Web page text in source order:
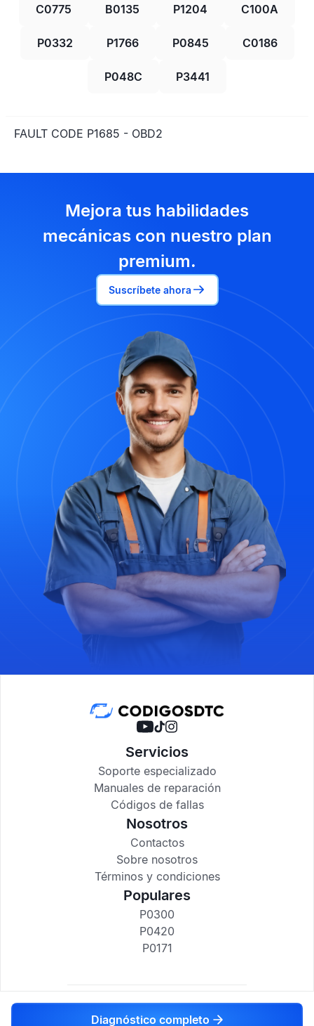
C0775 B0135 P1204 C100A
P0332 P1766 P0845 C0186
P048C P3441
FAULT CODE P1685 - OBD2
Mejora tus habilidades
mecánicas con nuestro plan
premium.
Suscríbete ahora
Diagnóstico completo
Servicios
Soporte especializado
Manuales de reparación
Códigos de fallas
Nosotros
Contactos
Sobre nosotros
Términos y condiciones
Populares
P0300
P0420
P0171
codigosdtc.com © 2017-2025